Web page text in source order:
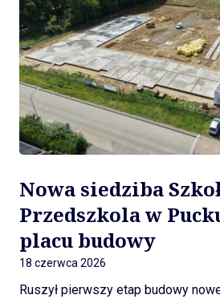
Nowa siedziba
Przedszkola w
placu budowy
18 czerwca 2026
Ruszył pierwszy etap budowy